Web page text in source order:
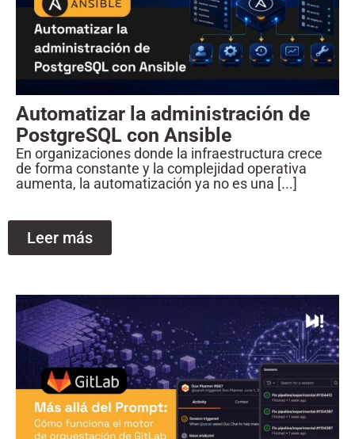
Automatizar la administración de
PostgreSQL con Ansible
En organizaciones donde la infraestructura crece
de forma constante y la complejidad operativa
aumenta, la automatización ya no es una [...]
Leer más